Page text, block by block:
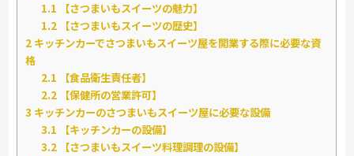
1.1 【さつまいもスイーツの魅力】
1.2 【さつまいもスイーツの歴史】
2 キッチンカーでさつまいもスイーツ屋を開業する際に必要な資
格
2.1 【食品衛生責任者】
2.2 【保健所の営業許可】
3 キッチンカーのさつまいもスイーツ屋に必要な設備
3.1 【キッチンカーの設備】
3.2 【さつまいもスイーツ料理調理の設備】